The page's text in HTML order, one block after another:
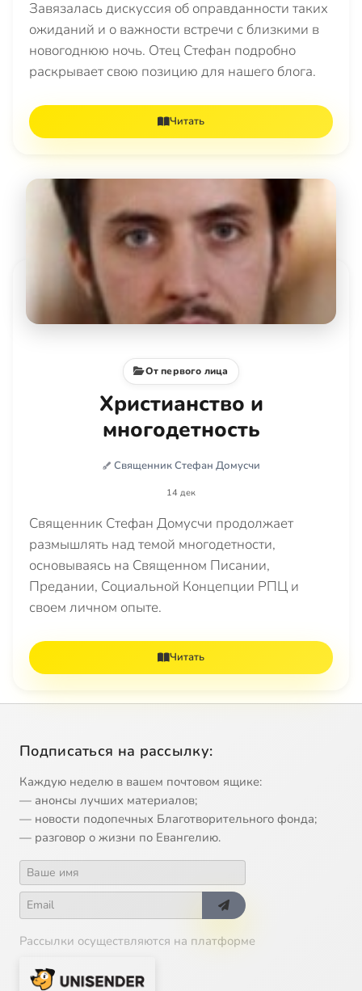
Завязалась дискуссия об оправданности таких
ожиданий и о важности встречи с близкими в
новогоднюю ночь. Отец Стефан подробно
раскрывает свою позицию для нашего блога.
Читать
От первого лица
Христианство и
многодетность
Священник Стефан Домусчи
14 дек
Священник Стефан Домусчи продолжает
размышлять над темой многодетности,
основываясь на Священном Писании,
Предании, Социальной Концепции РПЦ и
своем личном опыте.
Читать
Подписаться на рассылку:
Каждую неделю в вашем почтовом ящике:
— анонсы лучших материалов;
— новости подопечных Благотворительного фонда;
— разговор о жизни по Евангелию.
Рассылки осуществляются на платформе